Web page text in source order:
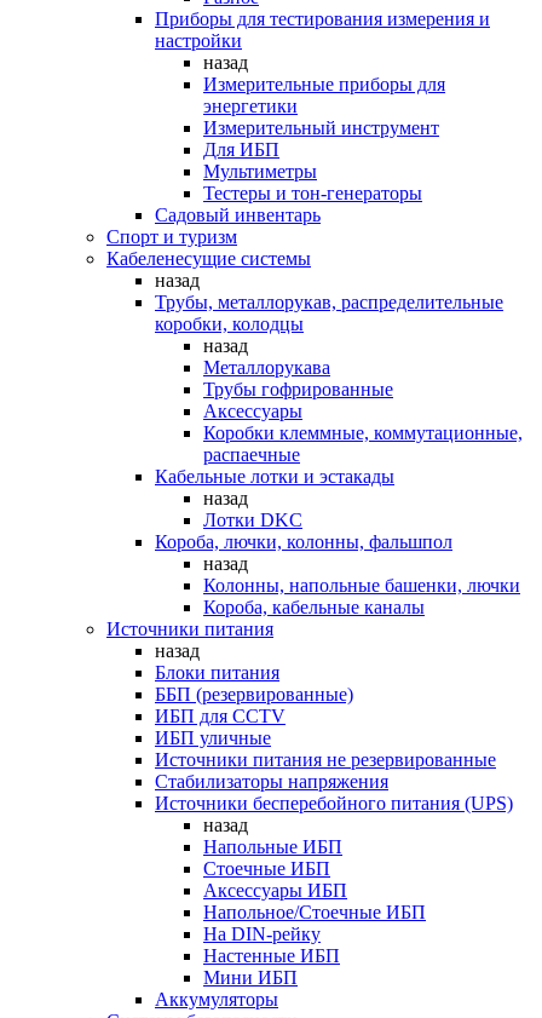
Приборы для тестирования измерения и
настройки
назад
Измерительные приборы для
энергетики
Измерительный инструмент
Для ИБП
Мультиметры
Тестеры и тон-генераторы
Садовый инвентарь
Спорт и туризм
Кабеленесущие системы
назад
Трубы, металлорукав, распределительные
коробки, колодцы
назад
Металлорукава
Трубы гофрированные
Аксессуары
Коробки клеммные, коммутационные,
распаечные
Кабельные лотки и эстакады
назад
Лотки DKC
Короба, лючки, колонны, фальшпол
назад
Колонны, напольные башенки, лючки
Короба, кабельные каналы
Источники питания
назад
Блоки питания
ББП (резервированные)
ИБП для CCTV
ИБП уличные
Источники питания не резервированные
Стабилизаторы напряжения
Источники бесперебойного питания (UPS)
назад
Напольные ИБП
Стоечные ИБП
Аксессуары ИБП
Напольное/Стоечные ИБП
На DIN-рейку
Настенные ИБП
Мини ИБП
Аккумуляторы